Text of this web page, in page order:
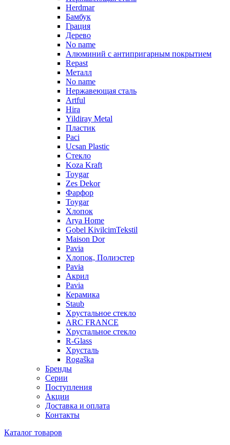
Herdmar
Бамбук
Грация
Дерево
No name
Алюминий с антипригарным покрытием
Repast
Металл
No name
Нержавеющая сталь
Artful
Hira
Yildiray Metal
Пластик
Paci
Ucsan Plastic
Стекло
Koza Kraft
Toygar
Zes Dekor
Фарфор
Toygar
Хлопок
Arya Home
Gobel KivilcimTekstil
Maison Dor
Pavia
Хлопок, Полиэстер
Pavia
Акрил
Pavia
Керамика
Staub
Хрустальное стекло
ARC FRANCE
Хрустальное стекло
R-Glass
Хрусталь
Rogaška
Бренды
Серии
Поступления
Акции
Доставка и оплата
Контакты
Каталог товаров